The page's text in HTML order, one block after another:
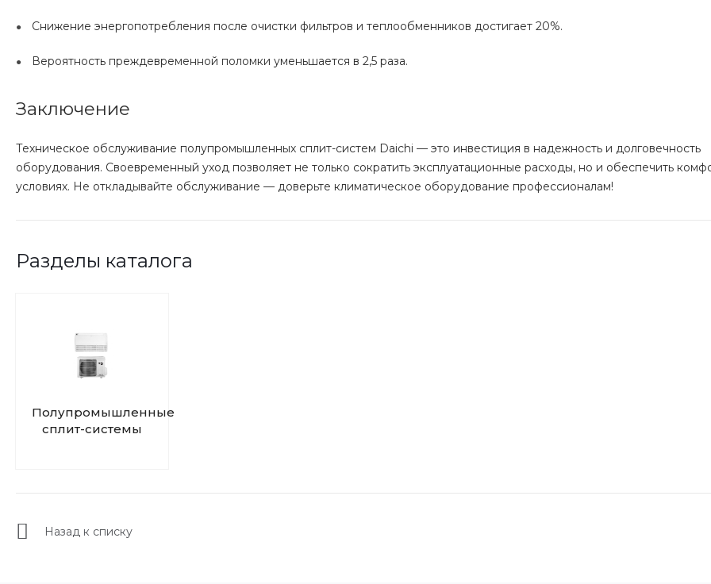
Снижение энергопотребления после очистки фильтров и теплообменников достигает 20%.
Вероятность преждевременной поломки уменьшается в 2,5 раза.
Заключение
Техническое обслуживание полупромышленных сплит-систем Daichi — это инвестиция в надежность и долговечность
оборудования. Своевременный уход позволяет не только сократить эксплуатационные расходы, но и обеспечить
условиях. Не откладывайте обслуживание — доверьте климатическое оборудование профессионалам!
Разделы каталога
Полупромышленные
сплит-системы
Назад к списку